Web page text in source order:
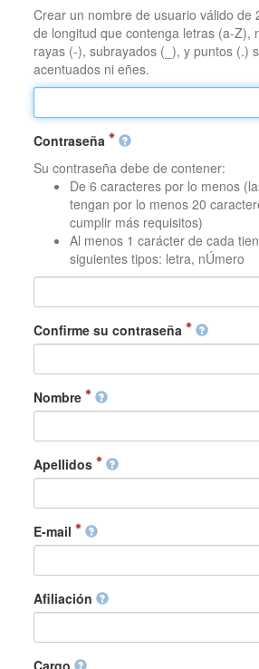
Crear un nombre de usuario válido de
de longitud que contenga letras (a-Z),
rayas (-), subrayados (_), y puntos (.)
acentuados ni eñes.
Contraseña
Su contraseña debe de contener:
De 6 caracteres por lo menos
tengan por lo menos 20
cumplir más requisitos)
Al menos 1 carácter de cada
siguientes tipos: letra, nÚmero
Confirme su contraseña
Nombre
Apellidos
E-mail
Afiliación
Cargo